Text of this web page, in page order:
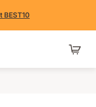
BEST10